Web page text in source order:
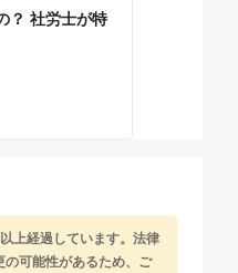
？ 社労士が特
上経過しています。法律
可能性があるため、ご